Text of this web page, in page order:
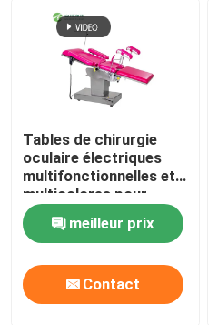
Tables de chirurgie
oculaire électriques
multifonctionnelles et
multicolores pour
hôpitaux
meilleur prix
Contact